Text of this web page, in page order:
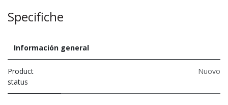
Specifiche
Información general
Product
status
Nuovo